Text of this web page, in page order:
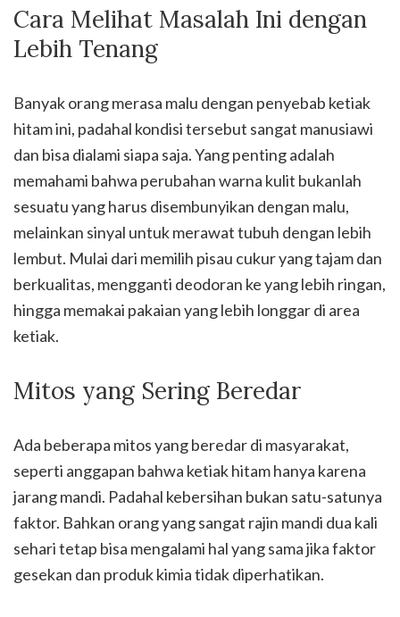
Cara Melihat Masalah Ini dengan
Lebih Tenang
Banyak orang merasa malu dengan penyebab ketiak
hitam ini, padahal kondisi tersebut sangat manusiawi
dan bisa dialami siapa saja. Yang penting adalah
memahami bahwa perubahan warna kulit bukanlah
sesuatu yang harus disembunyikan dengan malu,
melainkan sinyal untuk merawat tubuh dengan lebih
lembut. Mulai dari memilih pisau cukur yang tajam dan
berkualitas, mengganti deodoran ke yang lebih ringan,
hingga memakai pakaian yang lebih longgar di area
ketiak.
Mitos yang Sering Beredar
Ada beberapa mitos yang beredar di masyarakat,
seperti anggapan bahwa ketiak hitam hanya karena
jarang mandi. Padahal kebersihan bukan satu-satunya
faktor. Bahkan orang yang sangat rajin mandi dua kali
sehari tetap bisa mengalami hal yang sama jika faktor
gesekan dan produk kimia tidak diperhatikan.